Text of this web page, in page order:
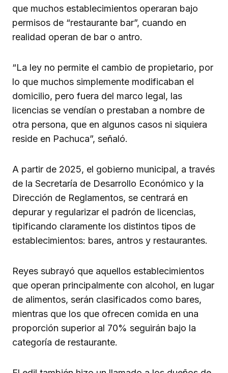
que muchos establecimientos operaran bajo
permisos de “restaurante bar”, cuando en
realidad operan de bar o antro.
“La ley no permite el cambio de propietario, por
lo que muchos simplemente modificaban el
domicilio, pero fuera del marco legal, las
licencias se vendían o prestaban a nombre de
otra persona, que en algunos casos ni siquiera
reside en Pachuca”, señaló.
A partir de 2025, el gobierno municipal, a través
de la Secretaría de Desarrollo Económico y la
Dirección de Reglamentos, se centrará en
depurar y regularizar el padrón de licencias,
tipificando claramente los distintos tipos de
establecimientos: bares, antros y restaurantes.
Reyes subrayó que aquellos establecimientos
que operan principalmente con alcohol, en lugar
de alimentos, serán clasificados como bares,
mientras que los que ofrecen comida en una
proporción superior al 70% seguirán bajo la
categoría de restaurante.